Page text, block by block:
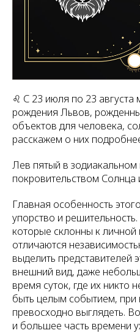
♌ С 23 июля по 23
рождения Львов,
объектов для человека,
расскажем о них
Лев пятый в зодиакальном
покровительством Солнца
Главная особенность
упорство и
которые склонны к
отличаются
выделить представителей
внешний вид, даже
время суток, где их никто
быть целым событием,
превосходно выглядеть.
и большее часть времени